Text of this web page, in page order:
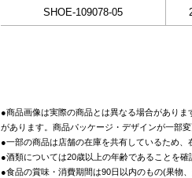
SHOE-109078-05
●商品画像は実際の商品とは異なる場合があり
があります。商品パッケージ・デザインが一部変
●一部の商品は店舗の在庫を共有しているため
●酒類については20歳以上の年齢であることを
●食品の賞味・消費期間は90日以内のもの(果物